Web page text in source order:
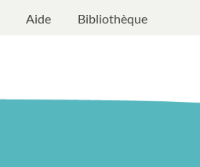
Aide Bibliothèque